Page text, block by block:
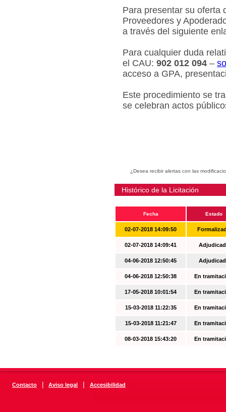
Para presentar su oferta
Proveedores y
a través del siguiente
Para cualquier duda
el CAU: 902 012 094 –
acceso a GPA,
Este procedimiento se
se celebran actos
¿Desea recibir alertas con las
Histórico de la Licitación
Fecha Estado
02-07-2018 14:09:50
02-07-2018 14:09:41
04-06-2018 12:50:45
04-06-2018 12:50:38 En
17-05-2018 10:01:54 En
15-03-2018 11:22:35 En
15-03-2018 11:21:47 En
08-03-2018 15:43:20 En
Contacto | Aviso legal | Accesibilidad